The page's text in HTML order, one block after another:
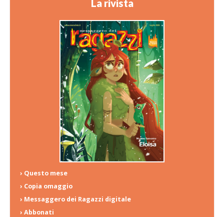
La rivista
› Questo mese
› Copia omaggio
› Messaggero dei Ragazzi digitale
› Abbonati